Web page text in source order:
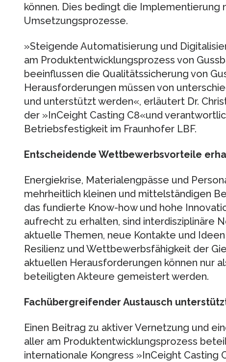
können. Dies bedingt die Implementierung
Umsetzungsprozesse.
»Steigende Automatisierung und
am Produktentwicklungsprozess von
beeinflussen die Qualitätssicherung von
Herausforderungen müssen von
und unterstützt werden«, erläutert Dr.
der »InCeight Casting C8«und
Betriebsfestigkeit im Fraunhofer LBF.
Entscheidende Wettbewerbsvorteile
Energiekrise, Materialengpässe und
mehrheitlich kleinen und mittelständigen
das fundierte Know-how und hohe
aufrecht zu erhalten, sind interdisziplinäre
aktuelle Themen, neue Kontakte und
Resilienz und Wettbewerbsfähigkeit der
aktuellen Herausforderungen können nur
beteiligten Akteure gemeistert werden.
Fachübergreifender Austausch
Einen Beitrag zu aktiver Vernetzung und
aller am Produktentwicklungsprozess
internationale Kongress »InCeight Casting